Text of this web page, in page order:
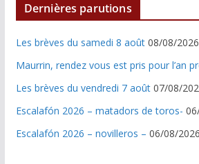
Dernières parutions
Les brèves du samedi 8 août 08/08/2026
Maurrin, rendez vous est pris pour l’an
Les brèves du vendredi 7 août 07/08/
Escalafón 2026 – matadors de toros-
Escalafón 2026 – novilleros – 06/08/2026